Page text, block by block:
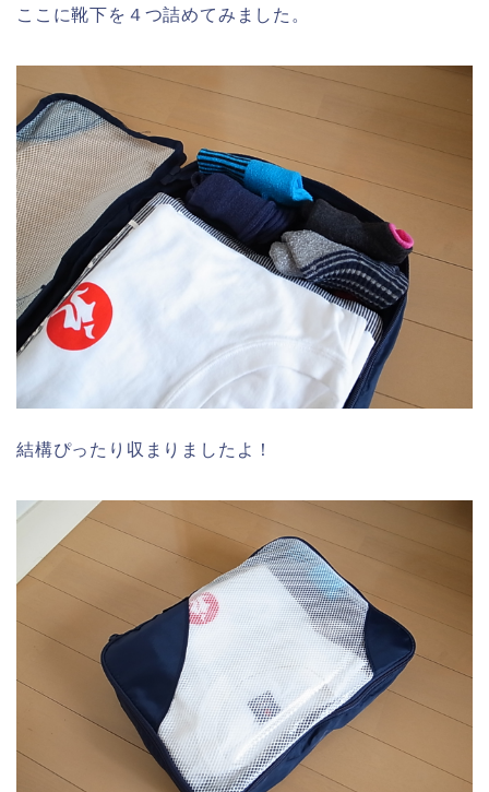
ここに靴下を４つ詰めてみました。
結構ぴったり収まりましたよ！